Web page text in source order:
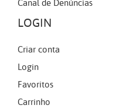
Canal de Denúncias
LOGIN
Criar conta
Login
Favoritos
Carrinho